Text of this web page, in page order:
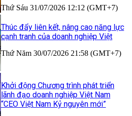
Thứ Sáu 31/07/2026 12:12 (GMT+7)
Thúc đẩy liên kết, nâng cao năng lực
cạnh tranh của doanh nghiệp Việt
Thứ Năm 30/07/2026 21:58 (GMT+7)
Khởi động Chương trình phát triển
lãnh đạo doanh nghiệp Việt Nam
“CEO Việt Nam Kỷ nguyên mới”